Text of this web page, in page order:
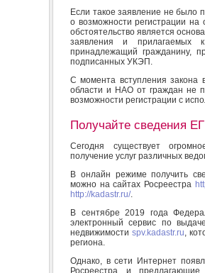
Если такое заявление не было
о возможности регистрации
обстоятельство является
заявления и прилагаемых
принадлежащий гражданину,
подписанных УКЭП.
С момента вступления закона
области и НАО от граждан не
возможности регистрации с
Получайте сведения
Сегодня существует
получение услуг различных
В онлайн режиме получить
можно на сайтах Росреестра
http://kadastr.ru/.
В сентябре 2019 года
электронный сервис по
недвижимости spv.kadastr.ru ,
региона.
Однако, в сети Интернет
Росреестра и